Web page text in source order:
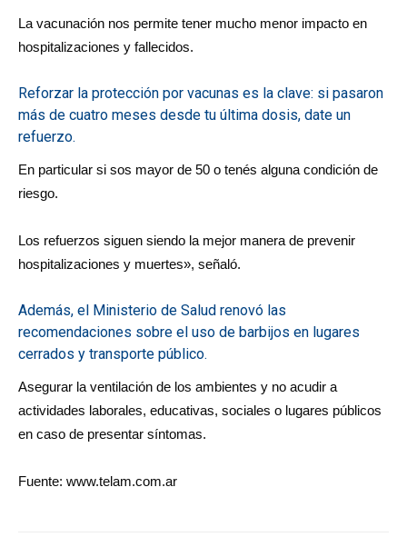
La vacunación nos permite tener mucho menor impacto en
hospitalizaciones y fallecidos.
Reforzar la protección por vacunas es la clave: si pasaron
más de cuatro meses desde tu última dosis, date un
refuerzo.
En particular si sos mayor de 50 o tenés alguna condición de
riesgo.
Los refuerzos siguen siendo la mejor manera de prevenir
hospitalizaciones y muertes», señaló.
Además, el Ministerio de Salud renovó las
recomendaciones sobre el uso de barbijos en lugares
cerrados y transporte público.
Asegurar la ventilación de los ambientes y no acudir a
actividades laborales, educativas, sociales o lugares públicos
en caso de presentar síntomas.
Fuente: www.telam.com.ar